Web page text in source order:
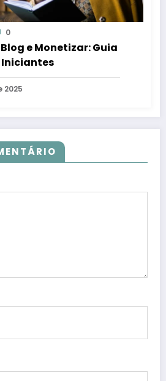
0
e Monetizar: Guia
2025